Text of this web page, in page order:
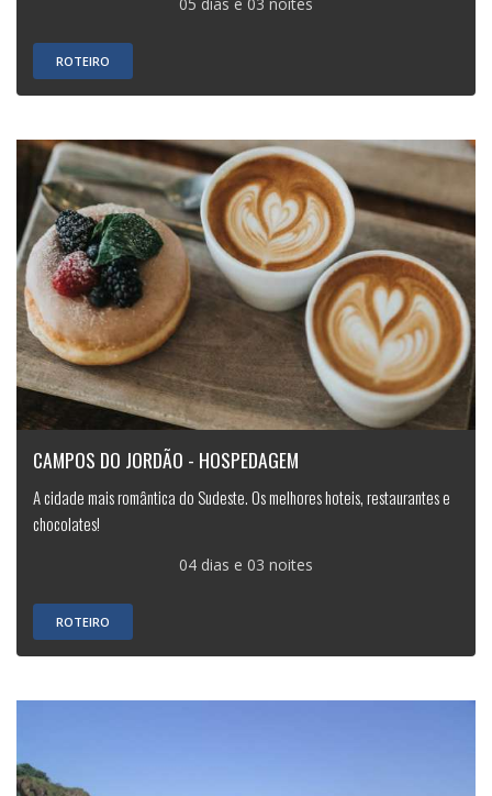
ROTEIRO
CAMPOS DO JORDÃO - HOSPEDAGEM
A cidade mais romântica do Sudeste. Os melhores hoteis, restaurantes e
chocolates!
04 dias e 03 noites
ROTEIRO